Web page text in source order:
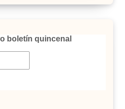
boletín quincenal